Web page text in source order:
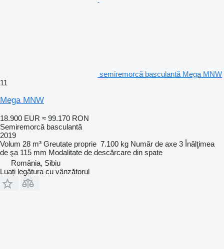
semiremorcă basculantă Mega MNW
11
Mega MNW
18.900 EUR ≈ 99.170 RON
Semiremorcă basculantă
2019
Volum 28 m³ Greutate proprie 7.100 kg Număr de axe 3 Înălţimea
de şa 115 mm Modalitate de descărcare din spate
România, Sibiu
Luați legătura cu vânzătorul